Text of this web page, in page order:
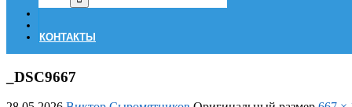
КОНТАКТЫ
_DSC9667